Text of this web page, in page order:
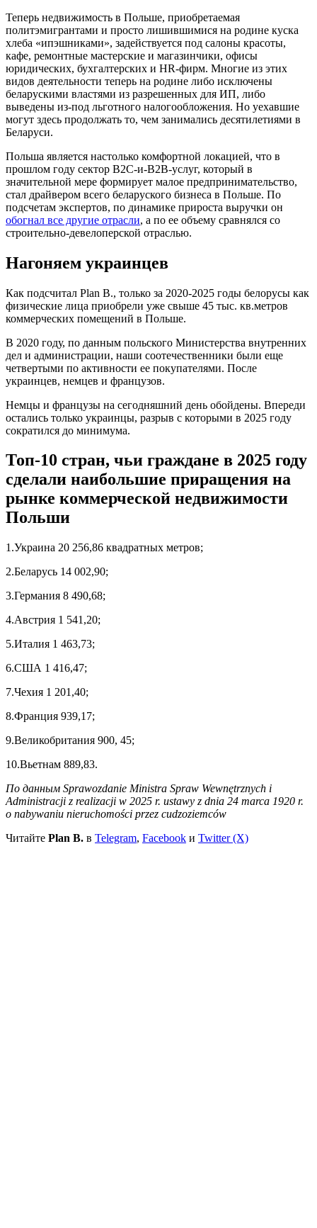
Теперь недвижимость в Польше, приобретаемая
политэмигрантами и просто лишившимися на родине куска
хлеба «ипэшниками», задействуется под салоны красоты,
кафе, ремонтные мастерские и магазинчики, офисы
юридических, бухгалтерских и HR-фирм. Многие из этих
видов деятельности теперь на родине либо исключены
беларускими властями из разрешенных для ИП, либо
выведены из-под льготного налогообложения. Но уехавшие
могут здесь продолжать то, чем занимались десятилетиями в
Беларуси.
Польша является настолько комфортной локацией, что в
прошлом году сектор B2C-и-B2B-услуг, который в
значительной мере формирует малое предпринимательство,
стал драйвером всего беларуского бизнеса в Польше. По
подсчетам экспертов, по динамике прироста выручки он
обогнал все другие отрасли, а по ее объему сравнялся со
строительно-девелоперской отраслью.
Нагоняем украинцев
Как подсчитал Plan B., только за 2020-2025 годы белорусы как
физические лица приобрели уже свыше 45 тыс. кв.метров
коммерческих помещений в Польше.
В 2020 году, по данным польского Министерства внутренних
дел и администрации, наши соотечественники были еще
четвертыми по активности ее покупателями. После
украинцев, немцев и французов.
Немцы и французы на сегодняшний день обойдены. Впереди
остались только украинцы, разрыв с которыми в 2025 году
сократился до минимума.
Топ-10 стран, чьи граждане в 2025 году
сделали наибольшие приращения на
рынке коммерческой недвижимости
Польши
1.Украина 20 256,86 квадратных метров;
2.Беларусь 14 002,90;
3.Германия 8 490,68;
4.Австрия 1 541,20;
5.Италия 1 463,73;
6.США 1 416,47;
7.Чехия 1 201,40;
8.Франция 939,17;
9.Великобритания 900, 45;
10.Вьетнам 889,83.
По данным Sprawozdanie Ministra Spraw Wewnętrznych i
Administracji z realizacji w 2025 r. ustawy z dnia 24 marca 1920 r.
o nabywaniu nieruchomości przez cudzoziemców
Читайте Plan B. в Telegram, Facebook и Twitter (X)